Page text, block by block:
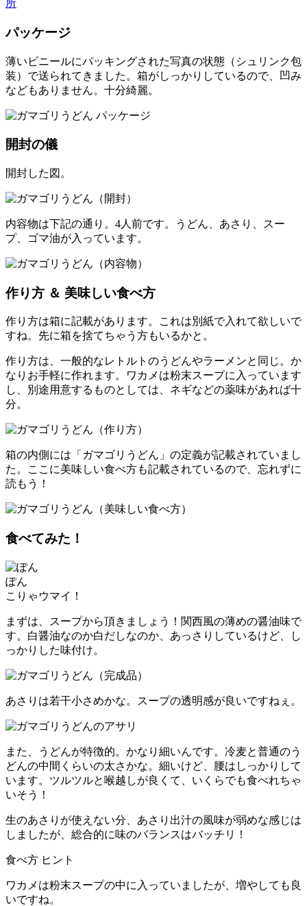
所
パッケージ
薄いビニールにパッキングされた写真の状態（シュリンク包
装）で送られてきました。箱がしっかりしているので、凹み
などもありません。十分綺麗。
開封の儀
開封した図。
内容物は下記の通り。4人前です。うどん、あさり、スー
プ、ゴマ油が入っています。
作り方 ＆ 美味しい食べ方
作り方は箱に記載があります。これは別紙で入れて欲しいで
すね。先に箱を捨てちゃう方もいるかと。
作り方は、一般的なレトルトのうどんやラーメンと同じ。か
なりお手軽に作れます。ワカメは粉末スープに入っています
し、別途用意するものとしては、ネギなどの薬味があれば十
分。
箱の内側には「ガマゴリうどん」の定義が記載されていまし
た。ここに美味しい食べ方も記載されているので、忘れずに
読もう！
食べてみた！
ぽん
こりゃウマイ！
まずは、スープから頂きましょう！関西風の薄めの醤油味で
す。白醤油なのか白だしなのか、あっさりしているけど、し
っかりした味付け。
あさりは若干小さめかな。スープの透明感が良いですねぇ。
また、うどんが特徴的。かなり細いんです。冷麦と普通のう
どんの中間くらいの太さかな。細いけど、腰はしっかりして
います。ツルツルと喉越しが良くて、いくらでも食べれちゃ
いそう！
生のあさりが使えない分、あさり出汁の風味が弱めな感じは
しましたが、総合的に味のバランスはバッチリ！
食べ方 ヒント
ワカメは粉末スープの中に入っていましたが、増やしても良
いですね。